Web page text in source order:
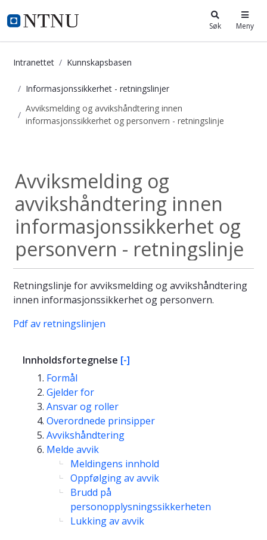
i.ntnu.no Søk Meny
Intranettet Kunnskapsbasen
Informasjonssikkerhet - retningslinjer
Avviksmelding og avvikshåndtering innen
informasjonssikkerhet og personvern - retningslinje
Avviksmelding og
avvikshåndtering innen
informasjonssikkerhet og
personvern - retningslinje
Retningslinje for avviksmelding og avvikshåndtering
innen informasjonssikkerhet og personvern.
Pdf av retningslinjen
Innholdsfortegnelse [-]
Formål
Gjelder for
Ansvar og roller
Overordnede prinsipper
Avvikshåndtering
Melde avvik
Meldingens innhold
Oppfølging av avvik
Brudd på
personopplysningssikkerheten
Lukking av avvik